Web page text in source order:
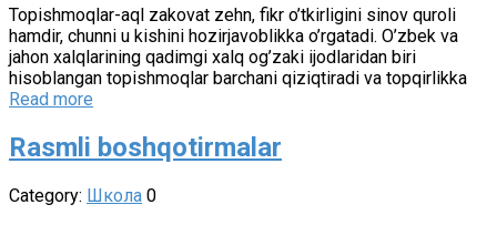
Topishmoqlar-aql zakovat zehn, fikr o’tkirligini sinov quroli
hamdir, chunni u kishini hozirjavoblikka o’rgatadi. O’zbek va
jahon xalqlarining qadimgi xalq og’zaki ijodlaridan biri
hisoblangan topishmoqlar barchani qiziqtiradi va topqirlikka
Read more
Rasmli boshqotirmalar
Category: Школа 0